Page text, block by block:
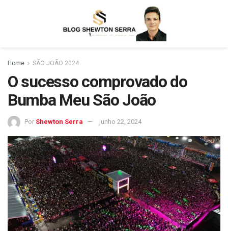
Home SÃO JOÃO 2024
O sucesso comprovado do
Bumba Meu São João
Por Shewton Serra junho 22, 2024